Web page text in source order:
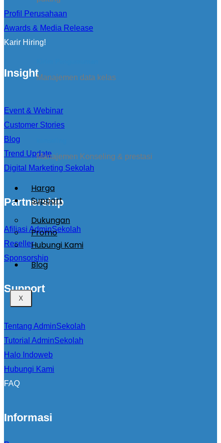
Manajemen data kelas
Manajemen Konseling & prestasi
Harga
Support
Dukungan
Promo
Hubungi Kami
Blog
X
Profil Perusahaan
Awards & Media Release
Karir Hiring!
Insight
Event & Webinar
Customer Stories
Blog
Trend Update
Digital Marketing Sekolah
Partnership
Afiliasi AdminSekolah
Reseller
Sponsorship
Support
Tentang AdminSekolah
Tutorial AdminSekolah
Halo Indoweb
Hubungi Kami
FAQ
Informasi